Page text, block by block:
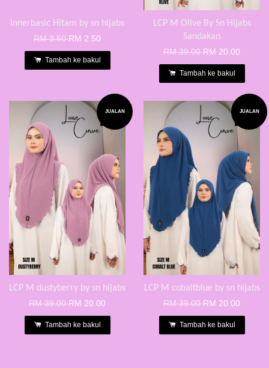
Innerbasic Hitam by sn hijabs
RM 3.50RM 2.50
Tambah ke bakul
LCP M Olive By Sn Hijabs
Sandakan
RM 39.00RM 20.00
Tambah ke bakul
JUALAN
LCP M dustyberry by sn hijabs
RM 39.00RM 20.00
Tambah ke bakul
JUALAN
LCP M cobaltblue by sn hijabs
RM 39.00RM 20.00
Tambah ke bakul